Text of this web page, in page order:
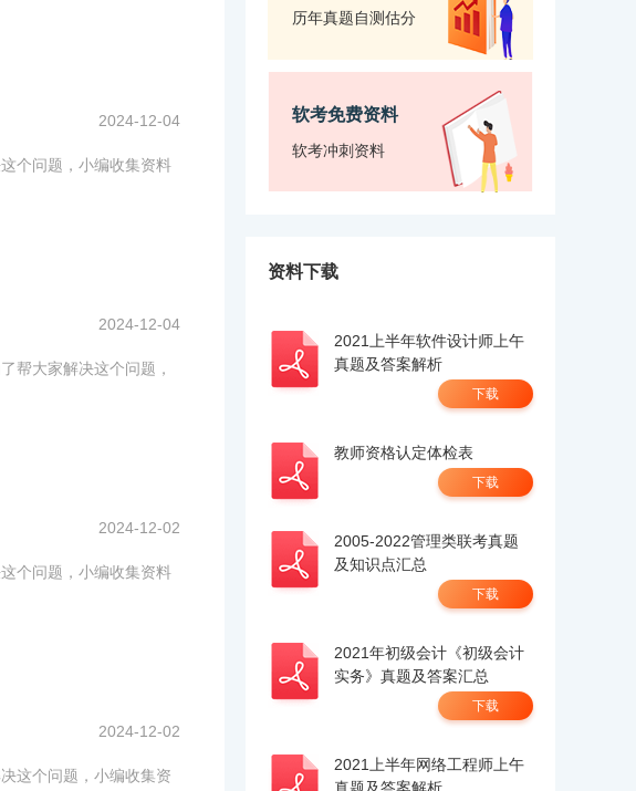
2024-12-04
个问题，小编收集资料
2024-12-04
帮大家解决这个问题，
2024-12-02
个问题，小编收集资料
2024-12-02
这个问题，小编收集资
历年真题自测估分
软考免费资料
软考冲刺资料
资料下载
2021上半年软件设计师上午
真题及答案解析
下载
教师资格认定体检表
下载
2005-2022管理类联考真题
及知识点汇总
下载
2021年初级会计《初级会计
实务》真题及答案汇总
下载
2021上半年网络工程师上午